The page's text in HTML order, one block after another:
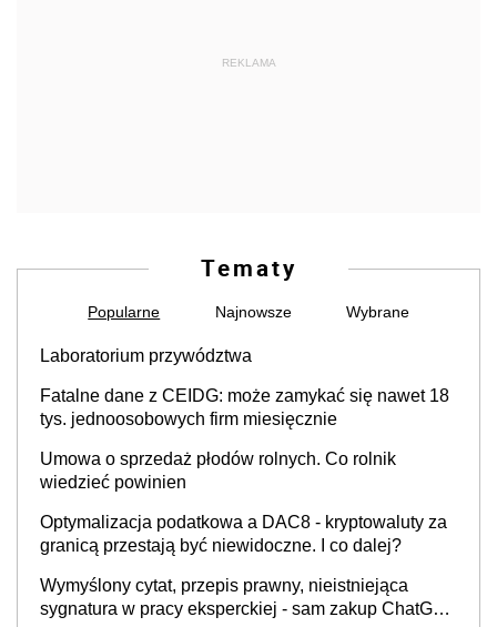
REKLAMA
Tematy
Popularne Najnowsze Wybrane
Laboratorium przywództwa
Fatalne dane z CEIDG: może zamykać się nawet 18
tys. jednoosobowych firm miesięcznie
Umowa o sprzedaż płodów rolnych. Co rolnik
wiedzieć powinien
Optymalizacja podatkowa a DAC8 - kryptowaluty za
granicą przestają być niewidoczne. I co dalej?
Wymyślony cytat, przepis prawny, nieistniejąca
sygnatura w pracy eksperckiej - sam zakup ChatGPT